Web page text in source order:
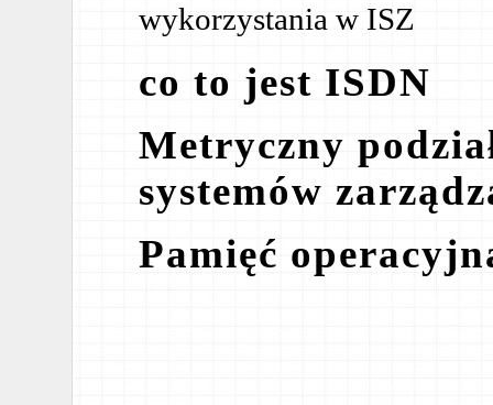
wykorzystania w ISZ
co to jest ISDN
Metryczny
systemów
Pamięć